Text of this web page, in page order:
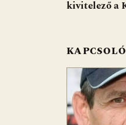
k
o
k
kivitelező a